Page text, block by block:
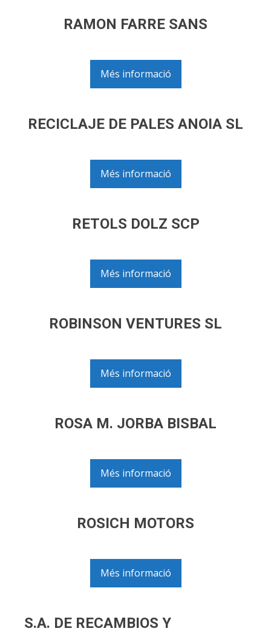
RAMON FARRE SANS
Més informació
RECICLAJE DE PALES ANOIA SL
Més informació
RETOLS DOLZ SCP
Més informació
ROBINSON VENTURES SL
Més informació
ROSA M. JORBA BISBAL
Més informació
ROSICH MOTORS
Més informació
S.A. DE RECAMBIOS Y